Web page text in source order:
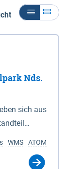
Nds.
sich aus
2), 2.
im
ATOM
WMS